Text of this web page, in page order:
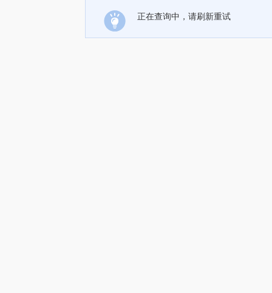
正在查询中，请刷新重试